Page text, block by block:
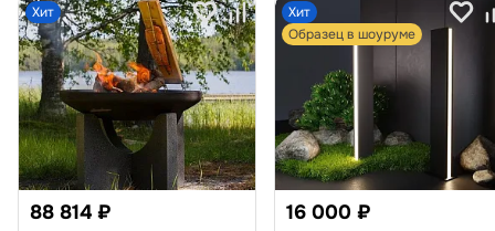
Хит
88 814 ₽
Хит
Образец в шоуруме
16 000 ₽